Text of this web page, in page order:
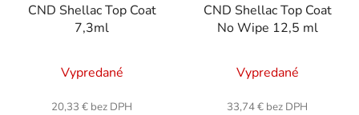
CND Shellac Top Coat
7,3ml
Vypredané
20,33 € bez DPH
CND Shellac Top Coat
No Wipe 12,5 ml
Vypredané
33,74 € bez DPH